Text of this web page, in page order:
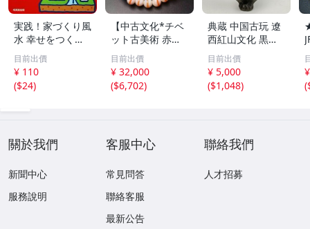
実践！家づくり風
水 幸せをつくる
家とインテリア/
浅野八郎(著者)
目前出價
¥ 110
($24)
【中古文化*チベ
ット古美術 赤縞
天眼瑪瑙丸珠 天
地天珠組み合わせ
ブレスレット 縞
瑪瑙 古玩 アンテ
目前出價
¥ 32,000
($6,702)
典蔵 中国古玩 遼
西紅山文化 黒曜
石 黒皮玉 太陽神
祈祷像 唐物 骨董
品 古美術 古玉 彫
刻 時代物 魔除け
目前出價
¥ 5,000
($1,048)
(
關於我們
新聞中心
服務說明
客服中心
常見問答
聯絡客服
最新公告
聯絡我們
人才招募